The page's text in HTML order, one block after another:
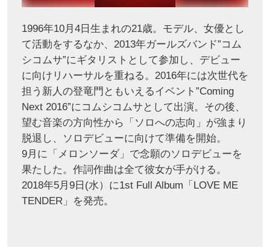
1996年10月4日生まれの21歳。モデル、女優とし
て活動をするなか、2013年ガールズバンド”コム
シコムサ”にギタリストとして参加し、デビュー
に向けリハーサルを重ねる。2016年には次世代を
担う新人の登竜門ともいえるイベント”Coming
Next 2016”にコムシコムサとして出演。その後、
望む音楽の方向性から「ソロへの志向」が強まり
脱退し、ソロデビューに向けて準備を開始。
9月に「メロンソーダ」で念願のソロデビューを
果たした。作詞作曲は全て彼女が手がける。
2018年5月9日(水）に1st Full Album「LOVE ME
TENDER」を発売。